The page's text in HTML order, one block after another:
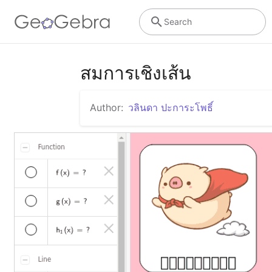
Search
สมการเชิงเส้น
Author: วลินดา ปะการะโพธิ์